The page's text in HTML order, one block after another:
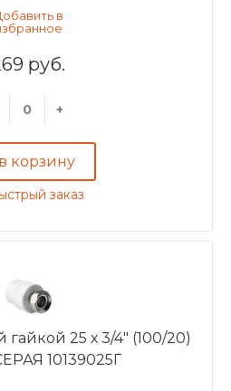
руб.
+
в корзину
заказ
25 х 3/4" (100/20)
10139025Г